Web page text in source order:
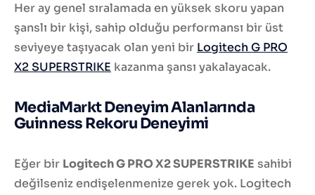
Her ay genel sıralamada en yüksek skoru yapan
şanslı bir kişi, sahip olduğu performansı bir üst
seviyeye taşıyacak olan yeni bir Logitech G PRO
X2 SUPERSTRIKE kazanma şansı yakalayacak.
MediaMarkt Deneyim Alanlarında
Guinness Rekoru Deneyimi
Eğer bir Logitech G PRO X2 SUPERSTRIKE sahibi
değilseniz endişelenmenize gerek yok. Logitech